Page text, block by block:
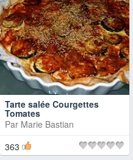
Tarte salée Courgettes
Tomates
Par Marie Bastian
363